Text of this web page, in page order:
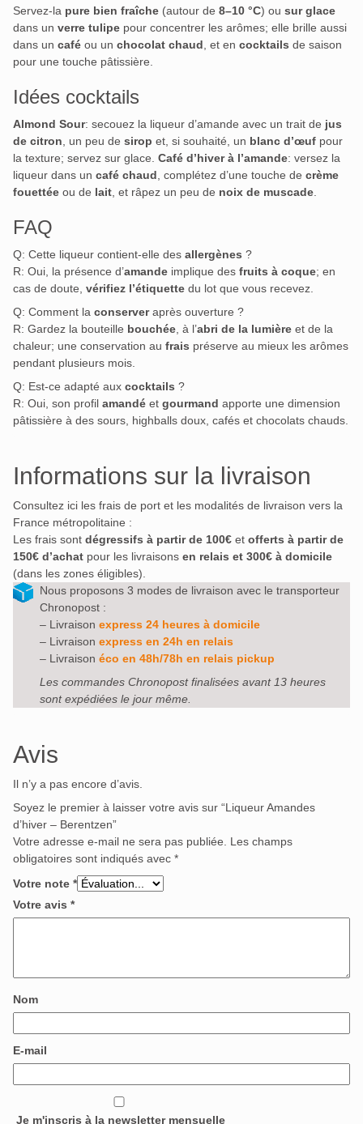
Servez-la pure bien fraîche (autour de 8–10 °C) ou sur glace
dans un verre tulipe pour concentrer les arômes; elle brille aussi
dans un café ou un chocolat chaud , et en cocktails de saison
pour une touche pâtissière.
Idées cocktails
Almond Sour: secouez la liqueur d’amande avec un trait de jus
de citron , un peu de sirop et, si souhaité, un blanc d’œuf pour
la texture; servez sur glace. Café d’hiver à l’amande: versez la
liqueur dans un café chaud , complétez d’une touche de crème
fouettée ou de lait , et râpez un peu de noix de muscade
FAQ
Q: Cette liqueur contient-elle des allergènes ?
R: Oui, la présence d’amande implique des fruits à coque; en
cas de doute, vérifiez l’étiquette du lot que vous recevez.
Q: Comment la conserveraprès ouverture ?
R: Gardez la bouteille bouchée , à l’abri de la lumière et de la
chaleur; une conservation au frais préserve au mieux les arômes
pendant plusieurs mois.
Q: Est-ce adapté aux cocktails ?
R: Oui, son profil amandé et gourmand apporte une dimension
pâtissière à des sours, highballs doux, cafés et chocolats chauds.
Informations sur la livraison
Consultez ici les frais de port et les modalités de livraison vers la
France métropolitaine :
Les frais sont dégressifs à partir de 100€ et offerts à partir de
150€ d’achat pour les livraisons en relais et 300€ à domicile
(dans les zones éligibles).
Nous proposons 3 modes de livraison avec le transporteur
Chronopost :
– Livraison express 24 heures à domicile
– Livraison express en 24h en relais
– Livraison éco en 48h/78h en relais pickup
Les commandes Chronopost finalisées avant 13 heures
sont expédiées le jour même.
Avis
Il n’y a pas encore d’avis.
Soyez le premier à laisser votre avis sur “Liqueur Amandes
d’hiver – Berentzen”
Votre adresse e-mail ne sera pas publiée.
Les champs
obligatoires sont indiqués avec *
Votre note *
Votre avis *
Nom
E-mail
Je m'inscris à la newsletter mensuelle